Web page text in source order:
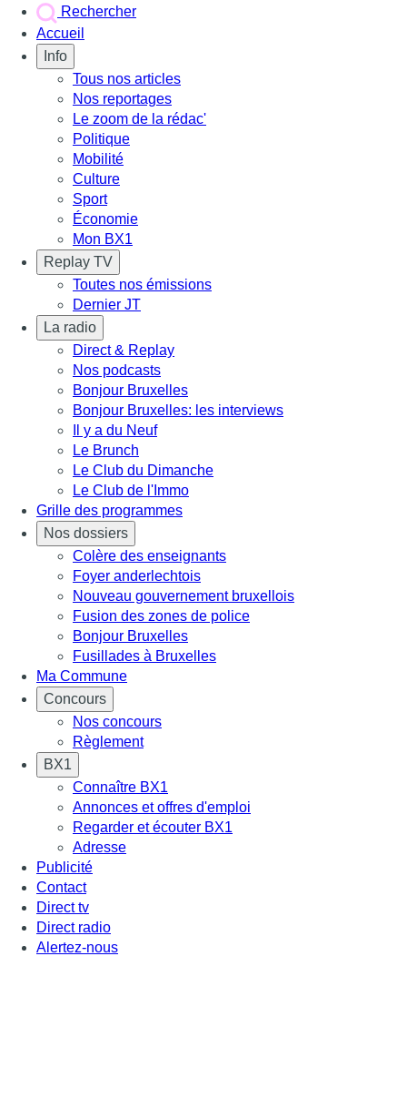
Rechercher
Accueil
Info
Tous nos articles
Nos reportages
Le zoom de la rédac'
Politique
Mobilité
Culture
Sport
Économie
Mon BX1
Replay TV
Toutes nos émissions
Dernier JT
La radio
Direct & Replay
Nos podcasts
Bonjour Bruxelles
Bonjour Bruxelles: les interviews
Il y a du Neuf
Le Brunch
Le Club du Dimanche
Le Club de l'Immo
Grille des programmes
Nos dossiers
Colère des enseignants
Foyer anderlechtois
Nouveau gouvernement bruxellois
Fusion des zones de police
Bonjour Bruxelles
Fusillades à Bruxelles
Ma Commune
Concours
Nos concours
Règlement
BX1
Connaître BX1
Annonces et offres d'emploi
Regarder et écouter BX1
Adresse
Publicité
Contact
Direct tv
Direct radio
Alertez-nous